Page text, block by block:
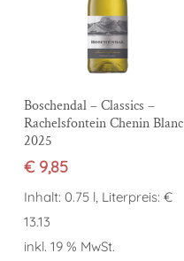
In den Warenkorb
Boschendal – Classics –
Rachelsfontein Chenin Blanc
2025
€9,85
Inhalt: 0.75 l, Literpreis: €
13.13
inkl. 19 % MwSt.